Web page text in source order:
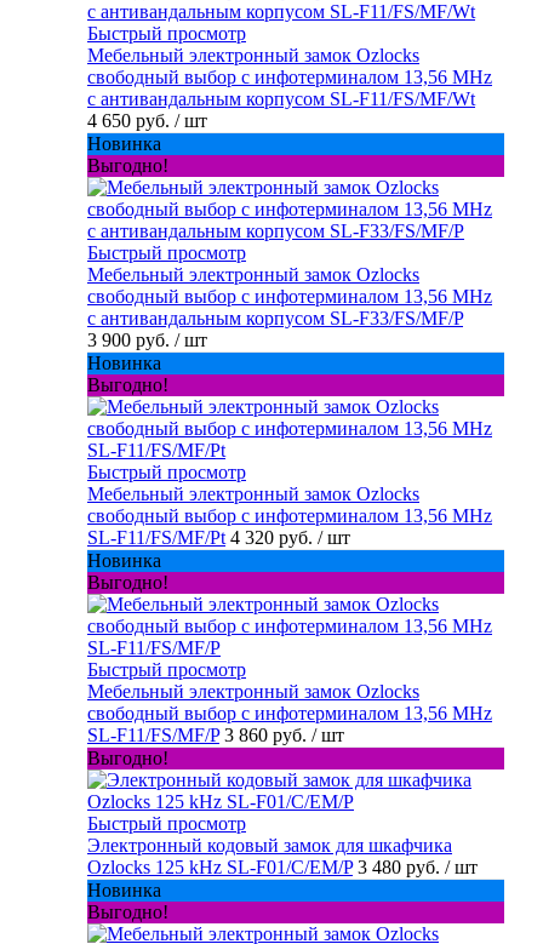
Быстрый просмотр
Мебельный электронный замок Ozlocks
свободный выбор с инфотерминалом 13,56 MHz
с антивандальным корпусом SL-F11/FS/MF/Wt
4 650 руб. / шт
Новинка
Выгодно!
Быстрый просмотр
Мебельный электронный замок Ozlocks
свободный выбор с инфотерминалом 13,56 MHz
с антивандальным корпусом SL-F33/FS/MF/P
3 900 руб. / шт
Новинка
Выгодно!
Быстрый просмотр
Мебельный электронный замок Ozlocks
свободный выбор с инфотерминалом 13,56 MHz
SL-F11/FS/MF/Pt 4 320 руб. / шт
Новинка
Выгодно!
Быстрый просмотр
Мебельный электронный замок Ozlocks
свободный выбор с инфотерминалом 13,56 MHz
SL-F11/FS/MF/P 3 860 руб. / шт
Выгодно!
Быстрый просмотр
Электронный кодовый замок для шкафчика
Ozlocks 125 kHz SL-F01/C/EM/P 3 480 руб. / шт
Новинка
Выгодно!